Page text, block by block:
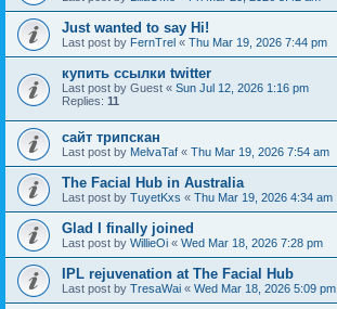
Just wanted to say Hi!
Last post by FernTrel « Thu Mar 19, 2026 7:44 pm
купить ссылки twitter
Last post by Guest « Sun Jul 12, 2026 1:16 pm
Replies: 11
сайт трипскан
Last post by MelvaTaf « Thu Mar 19, 2026 7:54 am
The Facial Hub in Australia
Last post by TuyetKxs « Thu Mar 19, 2026 4:34 am
Glad I finally joined
Last post by WillieOi « Wed Mar 18, 2026 7:28 pm
IPL rejuvenation at The Facial Hub
Last post by TresaWai « Wed Mar 18, 2026 5:09 pm